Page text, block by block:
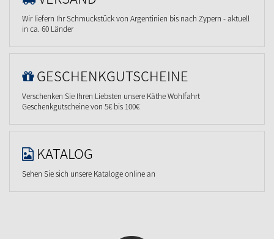
Wir liefern Ihr Schmuckstück von Argentinien bis nach Zypern - aktuell
in ca. 60 Länder
GESCHENKGUTSCHEINE
Verschenken Sie Ihren Liebsten unsere Käthe Wohlfahrt
Geschenkgutscheine von 5€ bis 100€
KATALOG
Sehen Sie sich unsere Kataloge online an